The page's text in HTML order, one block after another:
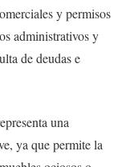
y permisos
administrativos y
de deudas e
una
ya que permite la